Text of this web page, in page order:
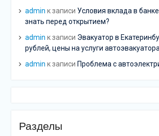
admin к записи Условия вклада в
знать перед открытием?
admin к записи Эвакуатор в
рублей, цены на услуги
admin к записи Проблема с
Разделы